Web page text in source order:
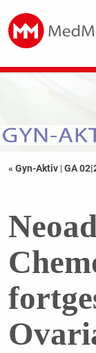
« Gyn-Aktiv |GA